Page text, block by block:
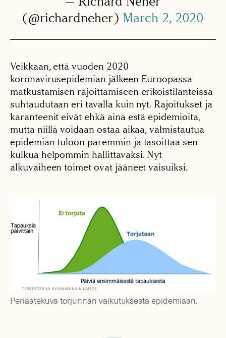
(@richardneher) March 2, 2020
Veikkaan, että vuoden 2020
koronavirusepidemian jälkeen Euroopassa
matkustamisen rajoittamiseen erikoistilanteissa
suhtaudutaan eri tavalla kuin nyt. Rajoitukset ja
karanteenit eivät ehkä aina estä epidemioita,
mutta niillä voidaan ostaa aikaa, valmistautua
epidemian tuloon paremmin ja tasoittaa sen
kulkua helpommin hallittavaksi. Nyt
alkuvaiheen toimet ovat jääneet vaisuiksi.
Periaatekuva torjunnan vaikutuksesta epidemiaan.